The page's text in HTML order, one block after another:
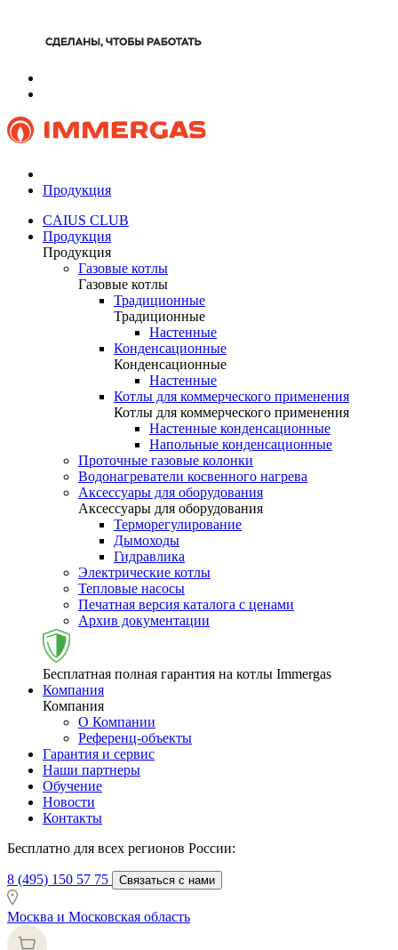
Продукция
CAIUS CLUB
Продукция
Продукция
Газовые котлы
Газовые котлы
Традиционные
Традиционные
Настенные
Конденсационные
Конденсационные
Настенные
Котлы для коммерческого применения
Котлы для коммерческого применения
Настенные конденсационные
Напольные конденсационные
Проточные газовые колонки
Водонагреватели косвенного нагрева
Аксессуары для оборудования
Аксессуары для оборудования
Терморегулирование
Дымоходы
Гидравлика
Электрические котлы
Тепловые насосы
Печатная версия каталога с ценами
Архив документации
Бесплатная полная гарантия на котлы Immergas
Компания
Компания
О Компании
Референц-объекты
Гарантия и сервис
Наши партнеры
Обучение
Новости
Контакты
Бесплатно для всех регионов России:
8 (495) 150 57 75 Связаться с нами
Москва и Московская область